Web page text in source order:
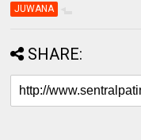
JUWANA
SHARE: